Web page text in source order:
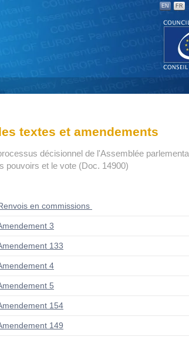
EN FR
textes et amendements
décisionnel de l'Assemblée
pouvoirs et le vote (Doc. 14900)
en commissions
3
133
4
5
154
149